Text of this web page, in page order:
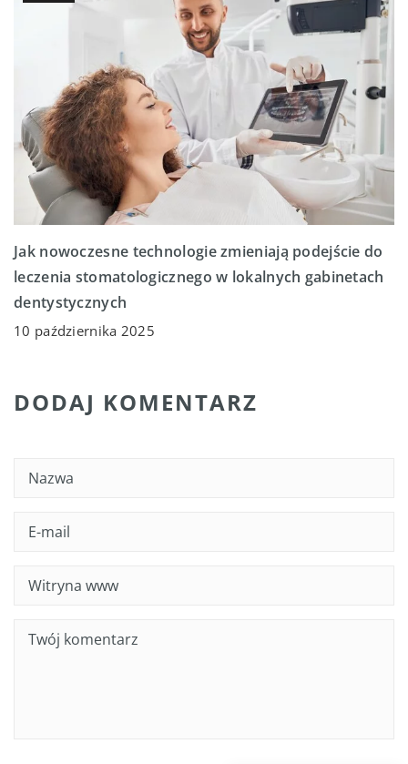
Jak nowoczesne technologie zmieniają podejście do
leczenia stomatologicznego w lokalnych gabinetach
dentystycznych
10 października 2025
DODAJ KOMENTARZ